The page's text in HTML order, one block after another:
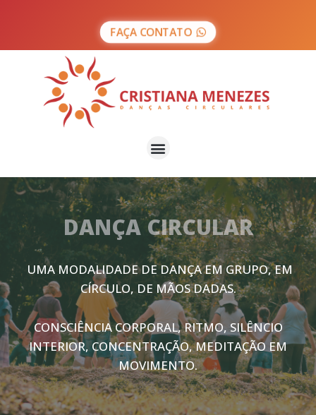
o
FAÇA CONTATO
Menu
DANÇA CIRCULAR
UMA MODALIDADE DE DANÇA EM GRUPO, EM
CÍRCULO, DE MÃOS DADAS.
CONSCIÊNCIA CORPORAL, RITMO, SILÊNCIO
INTERIOR, CONCENTRAÇÃO, MEDITAÇÃO EM
MOVIMENTO.